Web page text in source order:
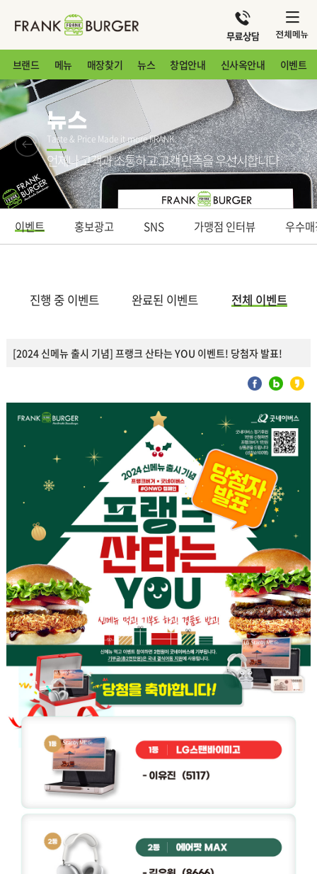
브랜드 메뉴 매장찾기 뉴스 창업안내 신사옥안내 이벤트
뉴스
Taste & Price Made it more FRANK
언제나 고객과 소통하고 고객 만족을 우선시합니다
이벤트 홍보광고 SNS 가맹점 인터뷰 우수
진행 중 이벤트 완료된 이벤트 전체 이벤트
[2024 신메뉴 출시 기념] 프랭크 산타는 YOU 이벤트! 당첨자 발표!